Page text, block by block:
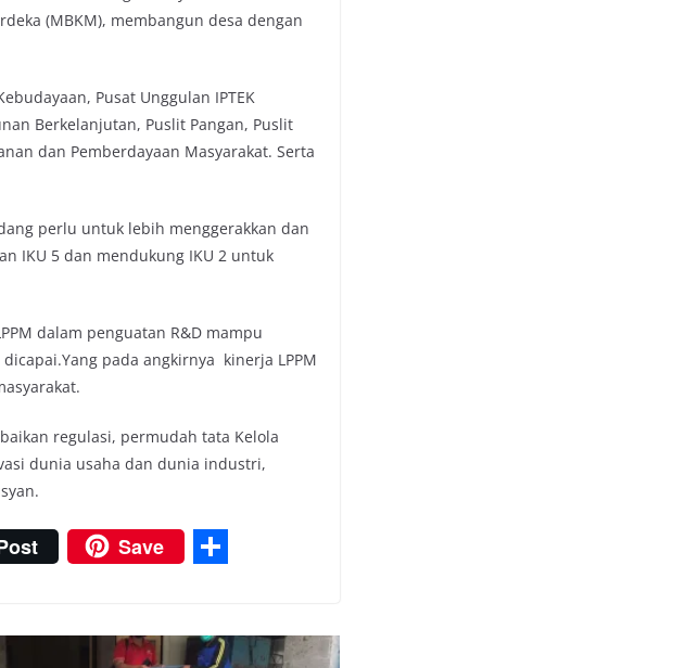
(MBKM), membangun desa dengan
Pusat Unggulan IPTEK
Berkelanjutan, Puslit Pangan, Puslit
dan Pemberdayaan Masyarakat. Serta
perlu untuk lebih menggerakkan dan
IKU 5 dan mendukung IKU 2 untuk
dalam penguatan R&D mampu
pada angkirnya kinerja LPPM
regulasi, permudah tata Kelola
dunia usaha dan dunia industri,
Save
a